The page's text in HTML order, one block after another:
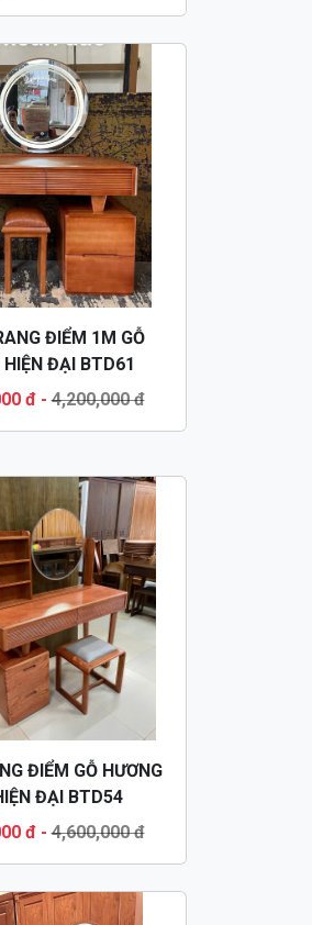
ĐIỂM 1M GỖ
HIỆN ĐẠI BTD61
đ-4,200,000 đ
ĐIỂM GỖ HƯƠNG
ĐẠI BTD54
đ-4,600,000 đ